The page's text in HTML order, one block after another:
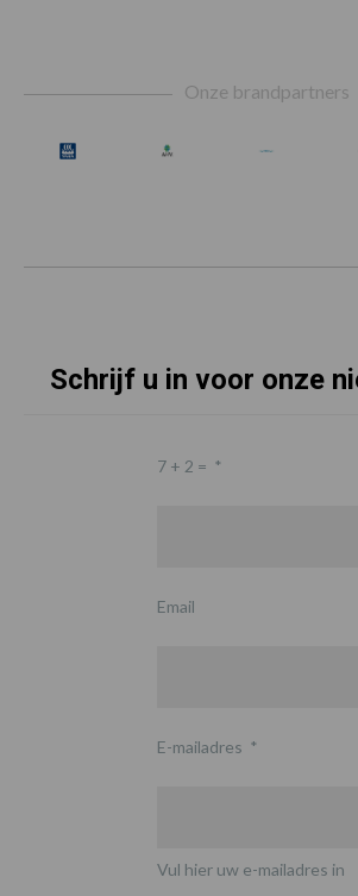
Onze brandpartners
Schrijf u in voor onze
7 + 2 = *
Email
E-mailadres *
Vul hier uw e-mailadres in